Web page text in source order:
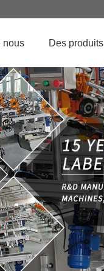
nous Des produits